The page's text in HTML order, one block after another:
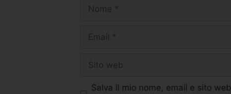
Salva il mio nome, email e sito